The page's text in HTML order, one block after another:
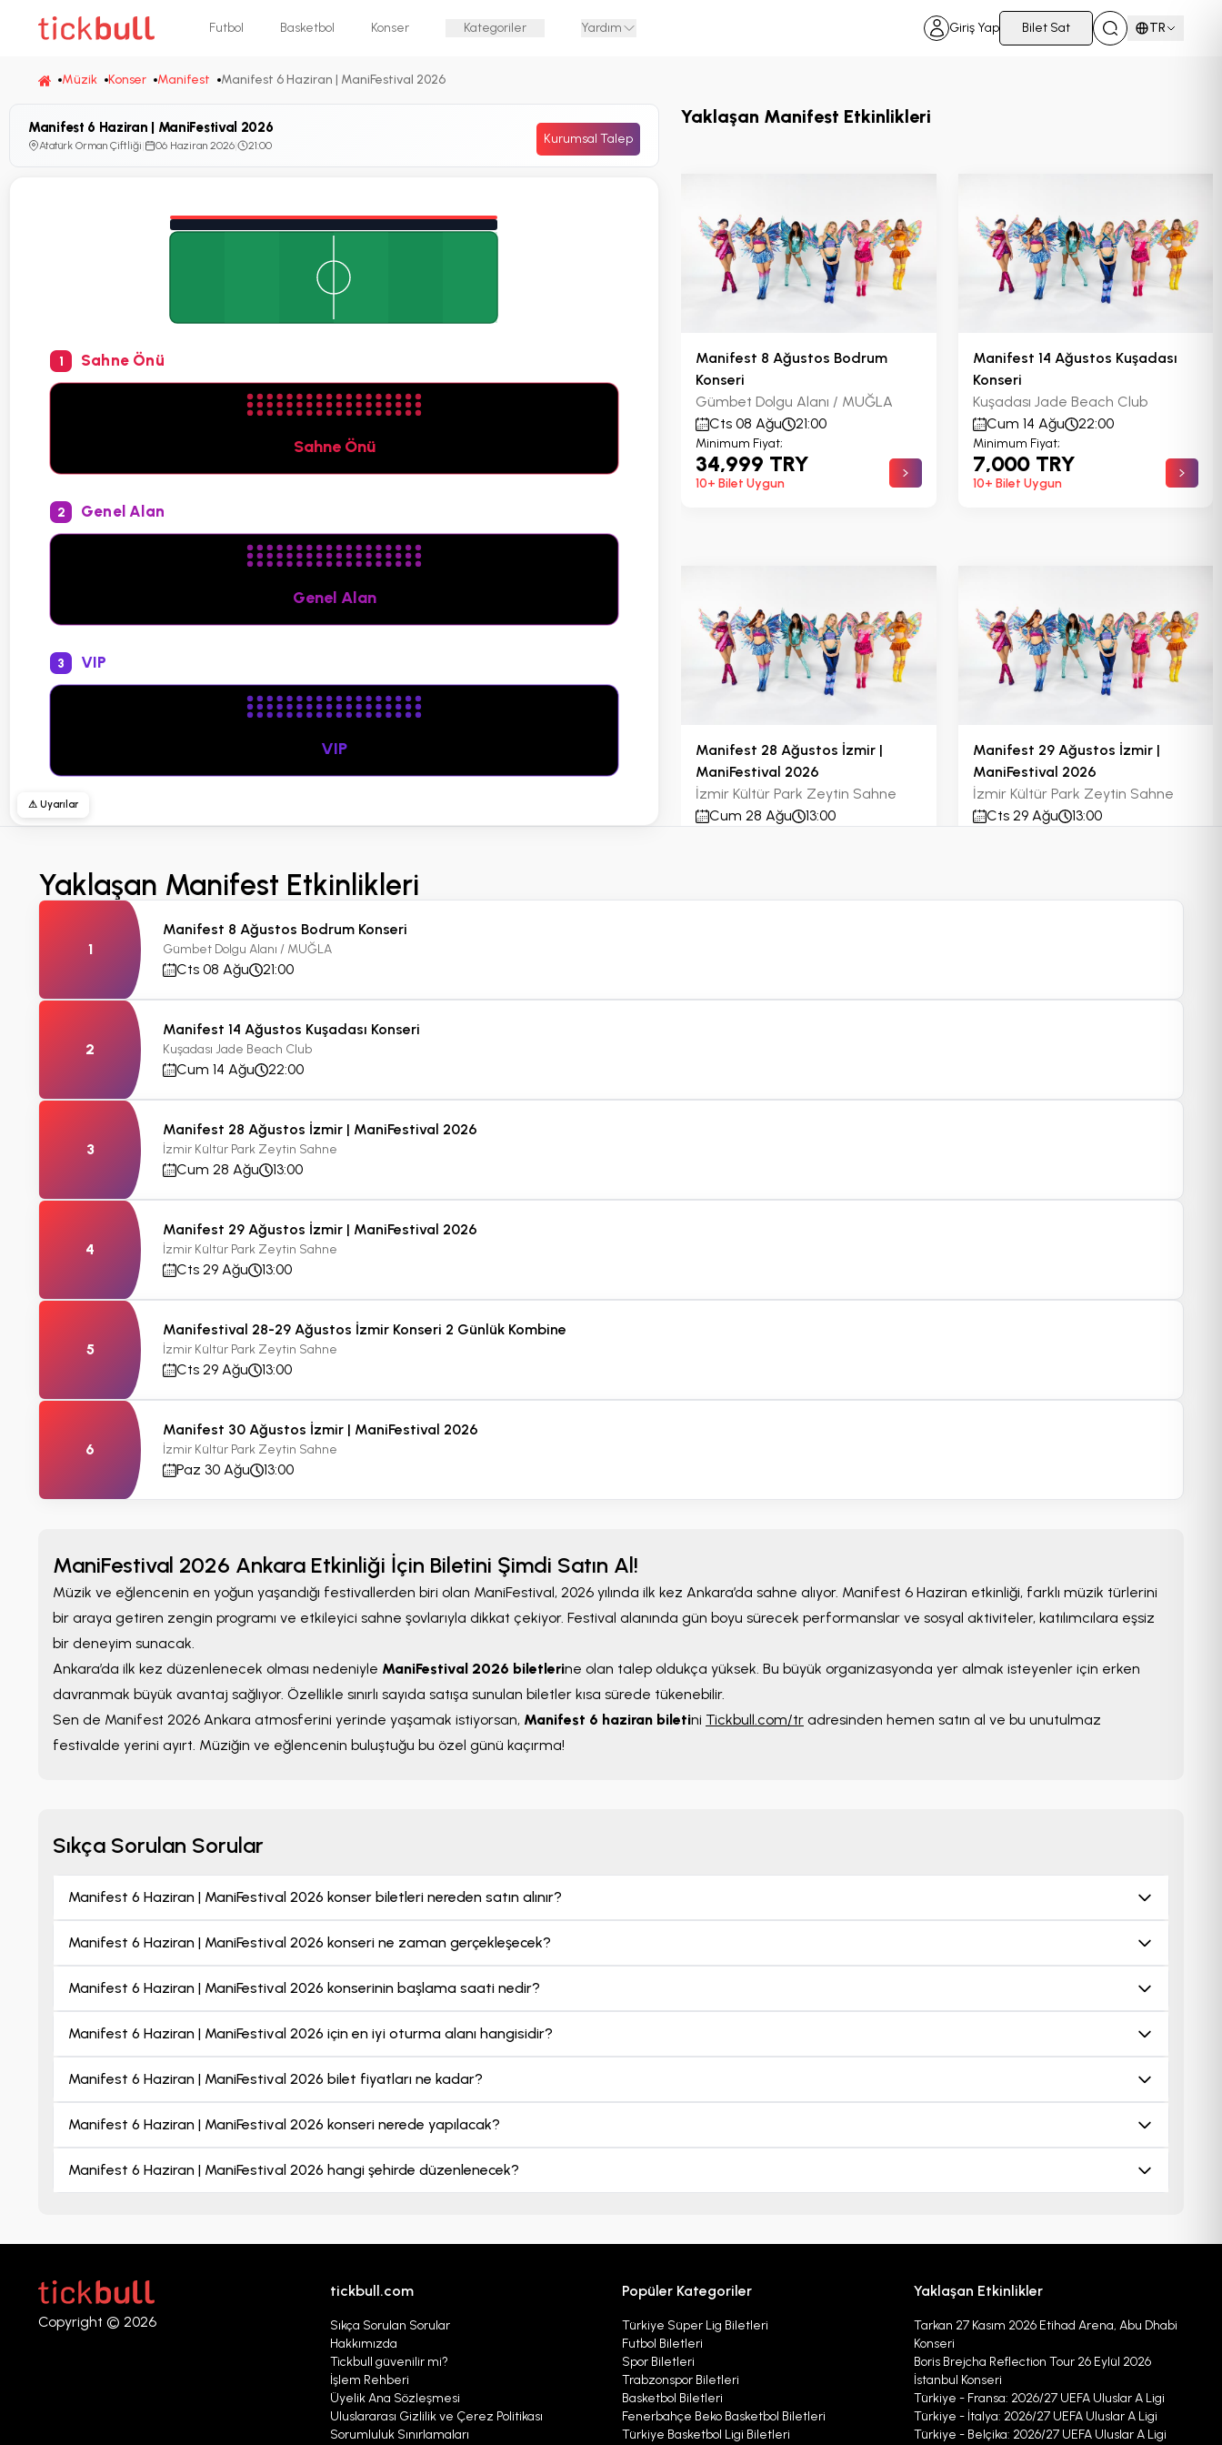
Futbol Basketbol Konser Kategoriler Yardım Giriş Yap Bilet Sat TR
Müzik Konser Manifest Manifest 6 Haziran | ManiFestival 2026
Manifest 6 Haziran | ManiFestival 2026
Atatürk Orman Çiftliği| 06 Haziran 2026| 21:00 Kurumsal Talep
1 Sahne Önü
Sahne Önü
2 Genel Alan
Genel Alan
3 VIP
VIP
⚠ Uyarılar
Yaklaşan Manifest Etkinlikleri
Manifest 8 Ağustos Bodrum
Konseri
Gümbet Dolgu Alanı / MUĞLA
Cts 08 Ağu
21:00
Minimum Fiyat;
34,999 TRY
10+ Bilet Uygun
Manifest 14 Ağustos Kuşadası
Konseri
Kuşadası Jade Beach Club
Cum 14 Ağu
22:00
Minimum Fiyat;
7,000 TRY
10+ Bilet Uygun
Manifest 28 Ağustos İzmir |
ManiFestival 2026
İzmir Kültür Park Zeytin Sahne
Cum 28 Ağu
13:00
Manifest 29 Ağustos İzmir |
ManiFestival 2026
İzmir Kültür Park Zeytin Sahne
Cts 29 Ağu
13:00
Cum 16 Eki
18:00
Minimum Fiyat;
10+ Bilet Uygun
Cts 12 Ara
20:00
Minimum Fiyat;
10+ Bilet Uygun
Manifest 24 Aralık Münih Konseri
Per 24 Ara
20:00
200 EUR
Yaklaşan Manifest Etkinlikleri
1
Manifest 8 Ağustos Bodrum Konseri
Gümbet Dolgu Alanı / MUĞLA
Cts 08 Ağu 21:00
2
Manifest 14 Ağustos Kuşadası Konseri
Kuşadası Jade Beach Club
Cum 14 Ağu 22:00
3
Manifest 28 Ağustos İzmir | ManiFestival 2026
İzmir Kültür Park Zeytin Sahne
Cum 28 Ağu 13:00
4
Manifest 29 Ağustos İzmir | ManiFestival 2026
İzmir Kültür Park Zeytin Sahne
Cts 29 Ağu 13:00
5
Manifestival 28-29 Ağustos İzmir Konseri 2 Günlük Kombine
İzmir Kültür Park Zeytin Sahne
Cts 29 Ağu 13:00
6
Manifest 30 Ağustos İzmir | ManiFestival 2026
İzmir Kültür Park Zeytin Sahne
Paz 30 Ağu 13:00
ManiFestival 2026 Ankara Etkinliği İçin Biletini Şimdi Satın Al!
Müzik ve eğlencenin en yoğun yaşandığı festivallerden biri olan ManiFestival, 2026 yılında ilk kez Ankara’da sahne alıyor. Manifest 6 Haziran etkinliği, farklı müzik türlerini
bir araya getiren zengin programı ve etkileyici sahne şovlarıyla dikkat çekiyor. Festival alanında gün boyu sürecek performanslar ve sosyal aktiviteler, katılımcılara eşsiz
bir deneyim sunacak.
Ankara’da ilk kez düzenlenecek olması nedeniyle ManiFestival 2026 biletlerine olan talep oldukça yüksek. Bu büyük organizasyonda yer almak isteyenler için erken
davranmak büyük avantaj sağlıyor. Özellikle sınırlı sayıda satışa sunulan biletler kısa sürede tükenebilir.
Sen de Manifest 2026 Ankara atmosferini yerinde yaşamak istiyorsan, Manifest 6 haziran biletini Tickbull.com/tr adresinden hemen satın al ve bu unutulmaz
festivalde yerini ayırt. Müziğin ve eğlencenin buluştuğu bu özel günü kaçırma!
Sıkça Sorulan Sorular
Manifest 6 Haziran | ManiFestival 2026 konser biletleri nereden satın alınır?
Manifest 6 Haziran | ManiFestival 2026 konseri ne zaman gerçekleşecek?
Manifest 6 Haziran | ManiFestival 2026 konserinin başlama saati nedir?
Manifest 6 Haziran | ManiFestival 2026 için en iyi oturma alanı hangisidir?
Manifest 6 Haziran | ManiFestival 2026 bilet fiyatları ne kadar?
Manifest 6 Haziran | ManiFestival 2026 konseri nerede yapılacak?
Manifest 6 Haziran | ManiFestival 2026 hangi şehirde düzenlenecek?
Copyright © 2026
tickbull.com
Sıkça Sorulan Sorular
Hakkımızda
Tickbull güvenilir mi?
İşlem Rehberi
Üyelik Ana Sözleşmesi
Uluslararası Gizlilik ve Çerez Politikası
Sorumluluk Sınırlamaları
Popüler Kategoriler
Türkiye Süper Lig Biletleri
Futbol Biletleri
Spor Biletleri
Trabzonspor Biletleri
Basketbol Biletleri
Fenerbahçe Beko Basketbol Biletleri
Türkiye Basketbol Ligi Biletleri
Yaklaşan Etkinlikler
Tarkan 27 Kasım 2026 Etihad Arena, Abu Dhabi
Konseri
Boris Brejcha Reflection Tour 26 Eylül 2026
İstanbul Konseri
Türkiye - Fransa: 2026/27 UEFA Uluslar A Ligi
Türkiye - İtalya: 2026/27 UEFA Uluslar A Ligi
Türkiye - Belçika: 2026/27 UEFA Uluslar A Ligi